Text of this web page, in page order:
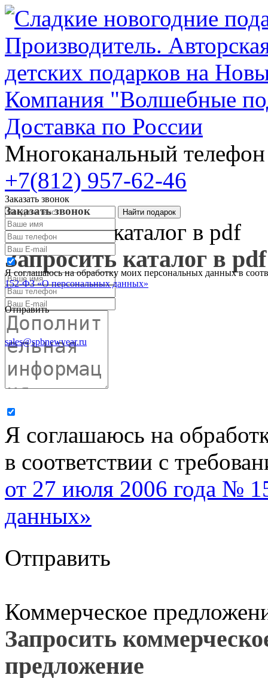
Компания "Волшебные
Доставка по России
Многоканальный
+7(812) 957-62-46
Заказать звонок
Заказать звонок
Я соглашаюсь на обработку моих персональных данных в
152-ФЗ «О персональных данных»
Отправить
sales@spbnewyear.ru
Запросить каталог в pdf
Запросить каталог в pdf
Я соглашаюсь на
в соответствии с
от 27 июля 2006 года №
данных»
Отправить
Коммерческое
Запросить
предложение